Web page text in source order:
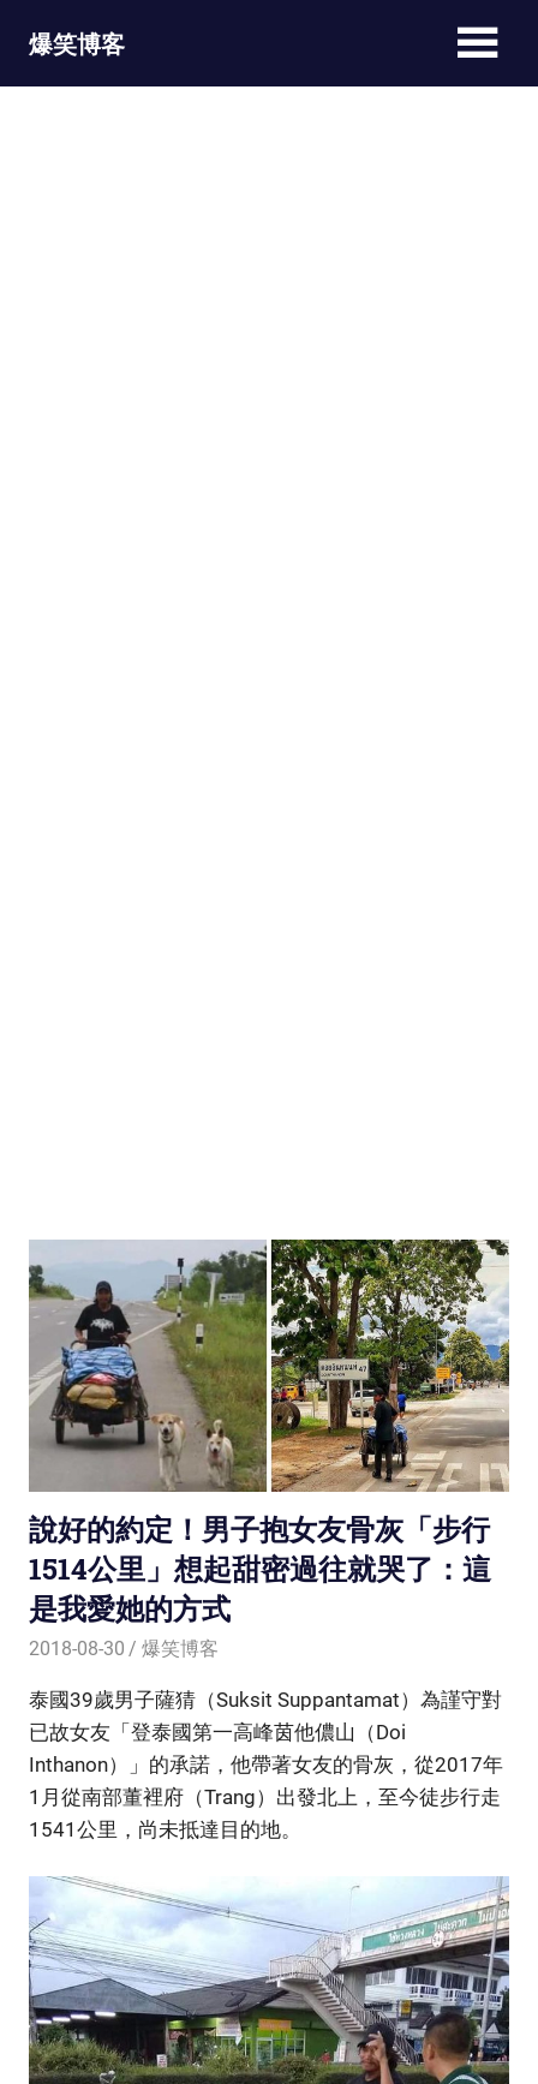
爆笑博客
說好的約定！男子抱女友骨灰「步行
1514公里」想起甜密過往就哭了：這
是我愛她的方式
2018-08-30 爆笑博客
泰國39歲男子薩猜（Suksit Suppantamat）為謹守對
已故女友「登泰國第一高峰茵他儂山（Doi
Inthanon）」的承諾，他帶著女友的骨灰，從2017年
1月從南部董裡府（Trang）出發北上，至今徒步行走
1541公里，尚未抵達目的地。